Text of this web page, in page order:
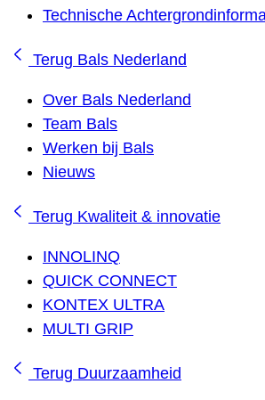
Technische
Terug Bals Nederland
Over Bals Nederland
Team Bals
Werken bij Bals
Nieuws
Terug Kwaliteit & innovatie
INNOLINQ
QUICK CONNECT
KONTEX ULTRA
MULTI GRIP
Terug Duurzaamheid